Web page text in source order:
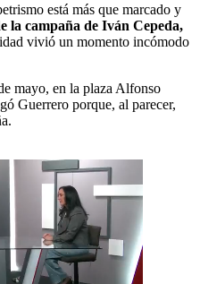
está más que marcado y
la campaña de Iván Cepeda,
vivió un momento incómodo
mayo, en la plaza Alfonso
Guerrero porque, al parecer,